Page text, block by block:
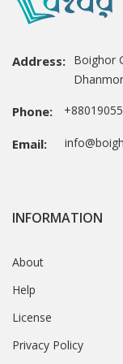
Address: Boighor
Phone:
Email:
INFORMATION
About
Help
License
Privacy Policy